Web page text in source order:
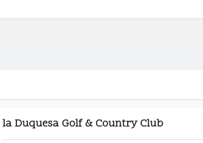
la Duquesa Golf & Country Club